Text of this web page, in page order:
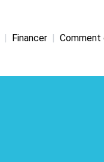
| Financer | Comment